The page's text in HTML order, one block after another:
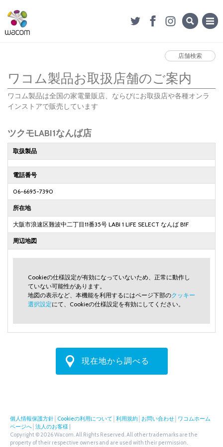
店舗検索
ワコム製品お取扱店舗のご案内
ワコム製品は全国の家電量販店、ならびにお取扱店や各種オンラ
インストアで販売しています
ツクモLABI1なんば店
取扱製品
電話番号
06-6695-7390
所在地
大阪市浪速区難波中二丁目11番35号 LABI 1 LIFE SELECT なんば B1F
周辺地図
Cookieの仕様設定が有効になっていないため、正常に動作し
ていない可能性があります。
地図の表示など、本機能を利用するにはページ下部のクッキー
選択設定にて、Cookieの仕様設定を有効にしてください。
現在地から調べる
個人情報保護方針 Cookieの利用について 利用規約 お問い合わせ ワコムホーム
ページへ 法人のお客様
Copyright © 2026 Wacom. All Rights Reserved. All other trademarks are the
property of their respective owners and are used with their permission.